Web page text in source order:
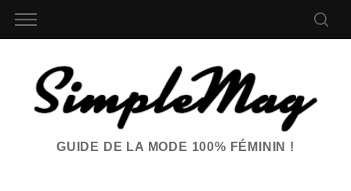
GUIDE DE LA MODE 100% FÉMININ !